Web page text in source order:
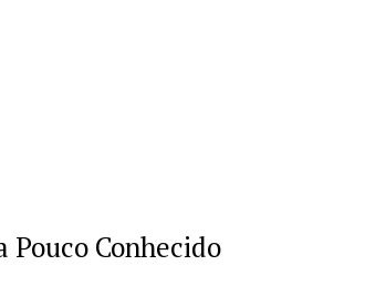
Pouco Conhecido